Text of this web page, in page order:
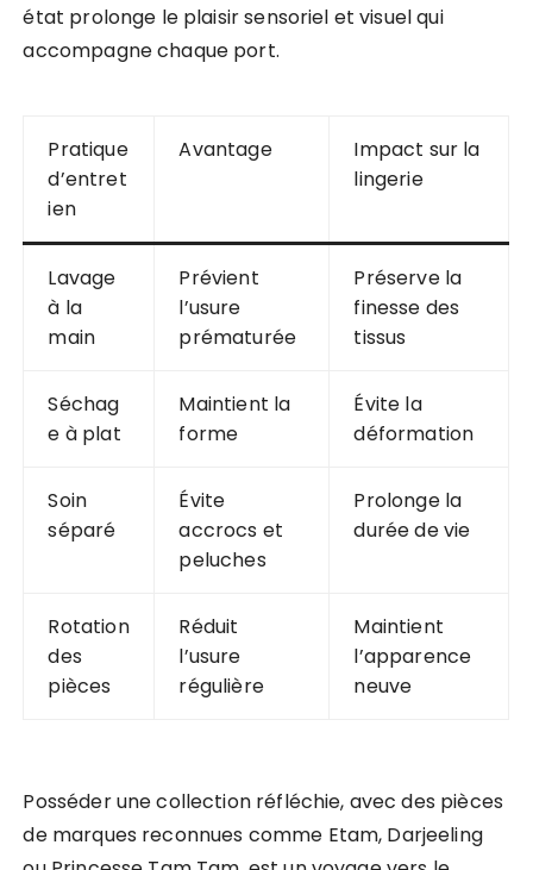
état prolonge le plaisir sensoriel et visuel qui
accompagne chaque port.
Pratique
d’entret
ien
Avantage
Impact sur la
lingerie
Lavage
à la
main
Prévient
l’usure
prématurée
Préserve la
finesse des
tissus
Séchag
e à plat
Maintient la
forme
Évite la
déformation
Soin
séparé
Évite
accrocs et
peluches
Prolonge la
durée de vie
Rotation
des
pièces
Réduit
l’usure
régulière
Maintient
l’apparence
neuve
Posséder une collection réfléchie, avec des pièces
de marques reconnues comme Etam, Darjeeling